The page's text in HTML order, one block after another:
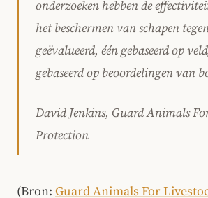
onderzoeken hebben de
het beschermen van schapen
geëvalueerd, één gebaseerd op
gebaseerd op beoordelingen van
David Jenkins, Guard Animals
Protection
(Bron: Guard Animals For